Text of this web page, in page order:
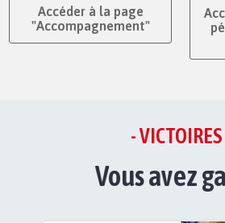
Accéder à la page
"Accompagnement"
-
Vous avez